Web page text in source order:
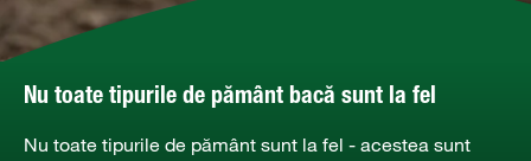
Nu toate tipurile de pământ bacă sunt la fel
Nu toate tipurile de pământ sunt la fel - acestea sunt